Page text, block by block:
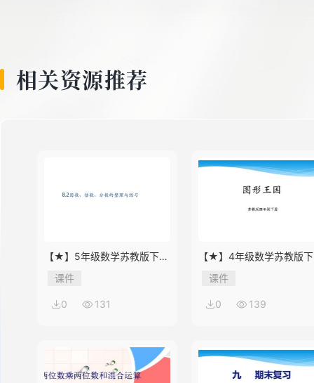
相关资源推荐
【★】5年级数学苏教版下册
课件第8单元《单元复习》
课件
0 131
【★】4年级数学苏教版
课件第9单元《单元复习》
课件
0 139